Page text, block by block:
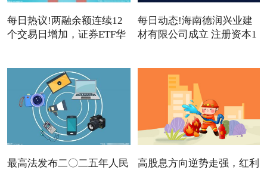
每日热议!两融余额连续12
个交易日增加，证券ETF华
每日动态!海南德润兴业建
材有限公司成立 注册资本1
最高法发布二〇二五年人民
高股息方向逆势走强，红利